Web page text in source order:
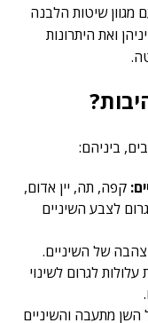
מגוון שיטות הלבנה
ואת היתרונות
ביניהם:
קפה, תה, יין אדום,
לצבע השיניים
של השיניים.
עלולות לגרום לשינוי
מתעבה והשיניים